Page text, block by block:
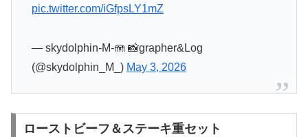
pic.twitter.com/iGfpsLY1mZ
— skydolphin-M-🪼 📸grapher&Log
(@skydolphin_M_) May 3, 2026
ローストビーフ＆ステーキ重セット